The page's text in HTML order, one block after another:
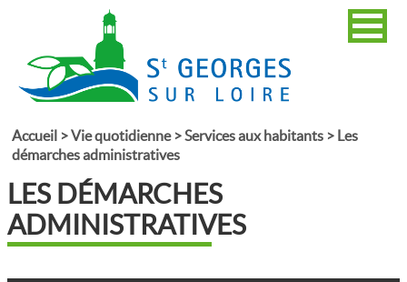
Accueil >Vie quotidienne>Services aux habitants > Les
démarches administratives
LES DÉMARCHES
ADMINISTRATIVES